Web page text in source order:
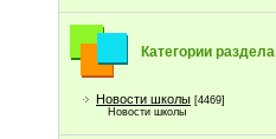
Категории раздела
Новости школы [4469]
Новости школы